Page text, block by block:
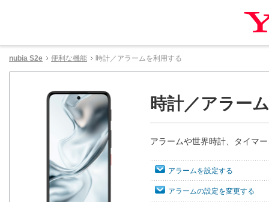
nubia S2e 便利な機能 時計／アラームを利用する
時計／アラー
アラームや世界時計、タイマ
アラームを設定する
アラームの設定を変更する